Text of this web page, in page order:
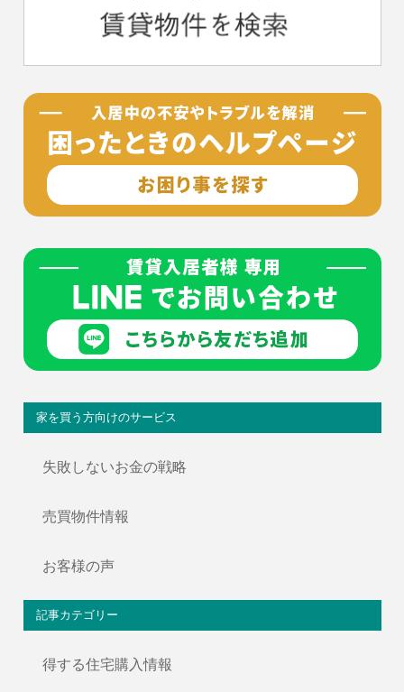
家を買う方向けのサービス
失敗しないお金の戦略
売買物件情報
お客様の声
記事カテゴリー
得する住宅購入情報